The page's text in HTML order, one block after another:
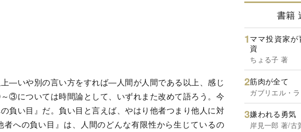
―いや別の言い方をすれば―人間が人間である以上、感じ
③については時間論として、いずれまた改めて語ろう。今
負い目』だ。負い目と言えば、やはり他者つまり他人に対
への負い目』は、人間のどんな有限性から生じているの
書籍
ママ投資家
資
ちょる子 著
筋肉が全て
ガブリエル・
嫌われる勇気
岸見一郎 著/古